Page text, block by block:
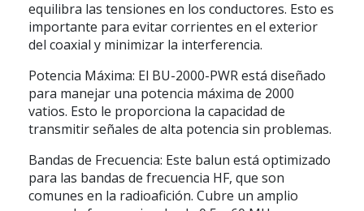
equilibra las tensiones en los conductores. Esto es
importante para evitar corrientes en el exterior
del coaxial y minimizar la interferencia.
Potencia Máxima: El BU-2000-PWR está diseñado
para manejar una potencia máxima de 2000
vatios. Esto le proporciona la capacidad de
transmitir señales de alta potencia sin problemas.
Bandas de Frecuencia: Este balun está optimizado
para las bandas de frecuencia HF, que son
comunes en la radioafición. Cubre un amplio